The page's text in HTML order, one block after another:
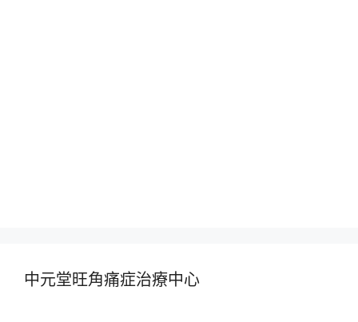
中元堂旺角痛症治療中心